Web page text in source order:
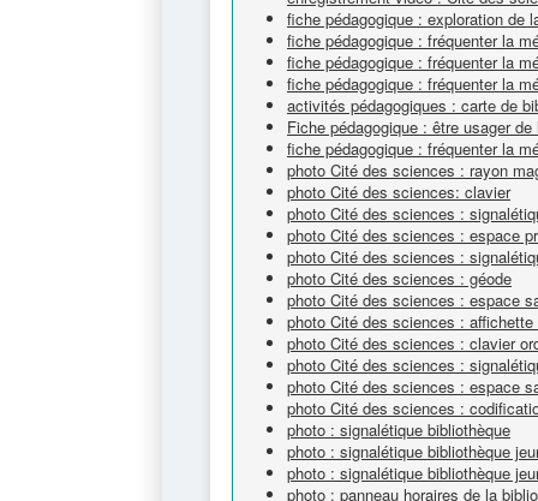
fiche pédagogique : exploration de
fiche pédagogique : fréquenter la
fiche pédagogique : fréquenter la
fiche pédagogique : fréquenter la
activités pédagogiques : carte de
Fiche pédagogique : être usager
fiche pédagogique : fréquenter la
photo Cité des sciences : rayon
photo Cité des sciences: clavier
photo Cité des sciences :
photo Cité des sciences : espace
photo Cité des sciences :
photo Cité des sciences : géode
photo Cité des sciences : espace
photo Cité des sciences :
photo Cité des sciences : clavier
photo Cité des sciences :
photo Cité des sciences : espace
photo Cité des sciences :
photo : signalétique bibliothèque
photo : signalétique bibliothèque
photo : signalétique bibliothèque
photo : panneau horaires de la